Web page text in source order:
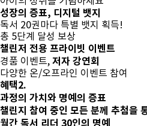
성장의 증표, 디지털 뱃지
독서 20권마다 특별 뱃지 획득!
총 5단계 달성 보상
챌린저 전용 프라이빗 이벤트
경품 이벤트, 저자 강연회
다양한 온/오프라인 이벤트 참여
혜택2.
과정의 가치와 명예의 증표
챌린지 참여 중인 모든 분께 추첨을